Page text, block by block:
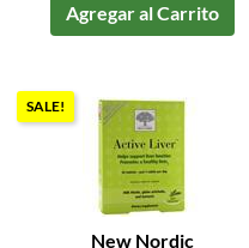
Agregar al Carrito
SALE!
New Nordic